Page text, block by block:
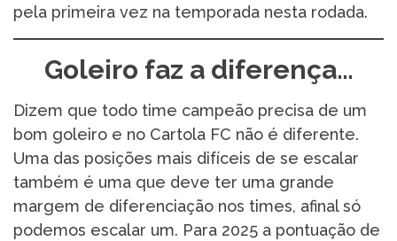
pela primeira vez na temporada nesta rodada.
Goleiro faz a diferença…
Dizem que todo time campeão precisa de um
bom goleiro e no Cartola FC não é diferente.
Uma das posições mais difíceis de se escalar
também é uma que deve ter uma grande
margem de diferenciação nos times, afinal só
podemos escalar um. Para 2025 a pontuação de